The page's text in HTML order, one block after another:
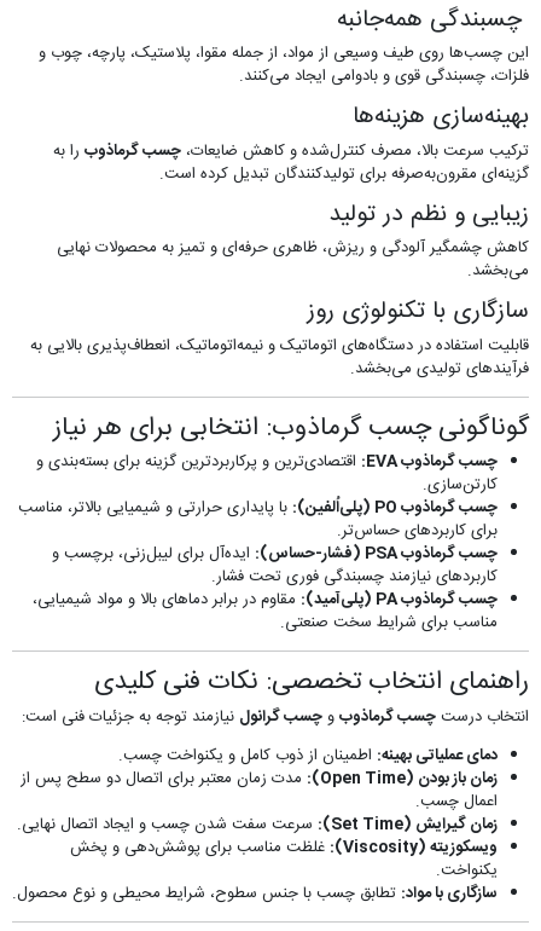
چسبندگی همه‌جانبه
این چسب‌ها روی طیف وسیعی از مواد، از جمله مقوا، پلاستیک، پارچه، چوب و
فلزات، چسبندگی قوی و بادوامی ایجاد می‌کنند.
بهینه‌سازی هزینه‌ها
ترکیب سرعت بالا، مصرف کنترل‌شده و کاهش ضایعات، چسب گرماذوبرا به
گزینه‌ای مقرون‌به‌صرفه برای تولیدکنندگان تبدیل کرده است.
زیبایی و نظم در تولید
کاهش چشمگیر آلودگی و ریزش، ظاهری حرفه‌ای و تمیز به محصولات نهایی
می‌بخشد.
سازگاری با تکنولوژی روز
قابلیت استفاده در دستگاه‌های اتوماتیک و نیمه‌اتوماتیک، انعطاف‌پذیری بالایی به
فرآیندهای تولیدی می‌بخشد.
گوناگونی چسب گرماذوب: انتخابی برای هر نیاز
چسب گرماذوب EVA:
اقتصادی‌ترین و پرکاربردترین گزینه برای بسته‌بندی و
کارتن‌سازی.
چسب گرماذوب PO (پلی‌اُلفین):
با پایداری حرارتی و شیمیایی بالاتر، مناسب
برای کاربردهای حساس‌تر.
چسب گرماذوب PSA (فشار-حساس):
ایده‌آل برای لیبل‌زنی، برچسب و
کاربردهای نیازمند چسبندگی فوری تحت فشار.
چسب گرماذوب PA (پلی‌آمید):
مقاوم در برابر دماهای بالا و مواد شیمیایی،
مناسب برای شرایط سخت صنعتی.
راهنمای انتخاب تخصصی: نکات فنی کلیدی
انتخاب درستچسب گرماذوبوچسب گرانول نیازمند توجه به جزئیات فنی است:
دمای عملیاتی بهینه: اطمینان از ذوب کامل و یکنواخت چسب.
زمان باز بودن (Open Time):
مدت زمان معتبر برای اتصال دو سطح پس از
اعمال چسب.
زمان گیرایش (Set Time):
سرعت سفت شدن چسب و ایجاد اتصال نهایی.
ویسکوزیته (Viscosity):
غلظت مناسب برای پوشش‌دهی و پخش
یکنواخت.
سازگاری با مواد: تطابق چسب با جنس سطوح، شرایط محیطی و نوع محصول.